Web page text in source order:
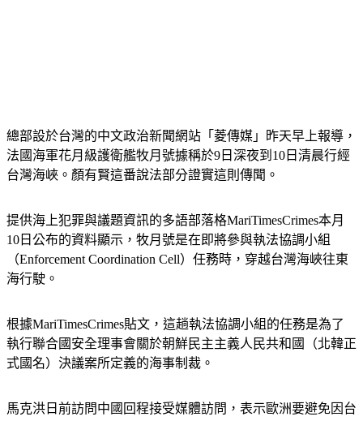
總部設於台灣的中文政治新聞網站「菱傳媒」昨天早上報導，
法國海軍花月級護衛艦牧月號據稱於9日深夜到10日清晨行經
提供海上犯罪與議題資訊的多語部落格MariTimesCrimes本月
10日公布的資料顯示，牧月號是在即將參與執法協調小組
（Enforcement Coordination Cell）任務時，穿越台灣海峽往東
根據MariTimesCrimes貼文，這趟執法協調小組的任務是為了
執行聯合國安全理事會關於朝鮮民主主義人民共和國（北韓正